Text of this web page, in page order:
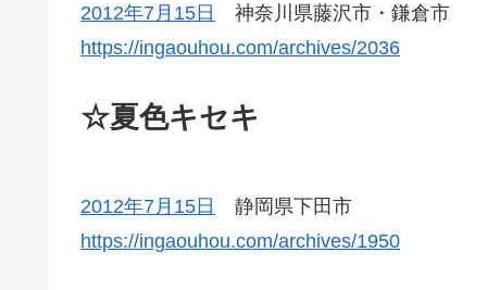
2012年7月15日
神奈川県藤沢市・鎌倉市
https://ingaouhou.com/archives/2036
☆夏色キセキ
2012年7月15日
静岡県下田市
https://ingaouhou.com/archives/1950